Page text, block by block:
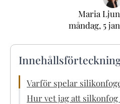
Maria
måndag, 5
Varför spelar
Hur vet jag att